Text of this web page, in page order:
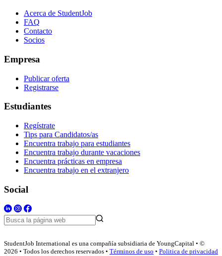
Acerca de StudentJob
FAQ
Contacto
Socios
Empresa
Publicar oferta
Registrarse
Estudiantes
Regístrate
Tips para Candidatos/as
Encuentra trabajo para estudiantes
Encuentra trabajo durante vacaciones
Encuentra prácticas en empresa
Encuentra trabajo en el extranjero
Social
StudentJob International es una compañía subsidiaria de YoungCapital • ©
2026 • Todos los derechos reservados • Términos de uso • Politica de privacidad